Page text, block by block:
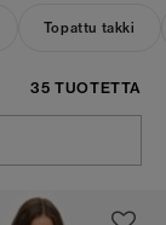
Topattu takki
35 TUOTETTA